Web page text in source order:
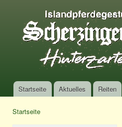
Hauptmenü
Startseite Aktuelles Reiten
Startseite